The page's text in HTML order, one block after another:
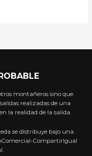
montañeros sino que
realizadas de una
la realidad de la salida.
se distribuye bajo una
CompartirIgual